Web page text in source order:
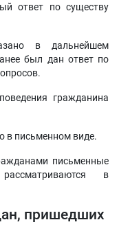
ответ по существу
в дальнейшем
был дан ответ по
гражданина
в письменном виде.
письменные
в
пришедших